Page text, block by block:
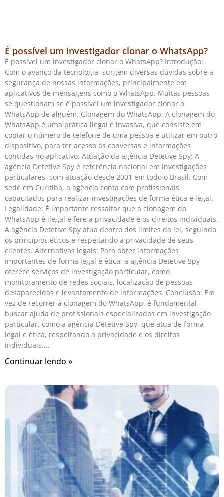
É possível um investigador clonar o WhatsApp?
É possível um investigador clonar o WhatsApp? Introdução:
Com o avanço da tecnologia, surgem diversas dúvidas sobre a
segurança de nossas informações, principalmente em
aplicativos de mensagens como o WhatsApp. Muitas pessoas
se questionam se é possível um investigador clonar o
WhatsApp de alguém. Clonagem do WhatsApp: A clonagem do
WhatsApp é uma prática ilegal e invasiva, que consiste em
copiar o número de telefone de uma pessoa e utilizar em outro
dispositivo, para ter acesso às conversas e informações
contidas no aplicativo. Atuação da agência Detetive Spy: A
agência Detetive Spy é referência nacional em investigações
particulares, com atuação desde 2001 em todo o Brasil. Com
sede em Curitiba, a agência conta com profissionais
capacitados para realizar investigações de forma ética e legal.
Legalidade: É importante ressaltar que a clonagem do
WhatsApp é ilegal e fere a privacidade e os direitos individuais.
A agência Detetive Spy atua dentro dos limites da lei, seguindo
os princípios éticos e respeitando a privacidade de seus
clientes. Alternativas legais: Para obter informações
importantes de forma legal e ética, a agência Detetive Spy
oferece serviços de investigação particular, como
monitoramento de redes sociais, localização de pessoas
desaparecidas e levantamento de informações. Conclusão: Em
vez de recorrer à clonagem do WhatsApp, é fundamental
buscar ajuda de profissionais especializados em investigação
particular, como a agência Detetive Spy, que atua de forma
legal e ética, respeitando a privacidade e os direitos
individuais.
Continuar lendo »